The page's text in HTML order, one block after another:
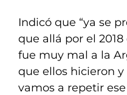
Indicó que “ya se
que allá por el
fue muy mal a la
que ellos hicieron
vamos a repetir